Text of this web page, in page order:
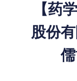
【药
股份